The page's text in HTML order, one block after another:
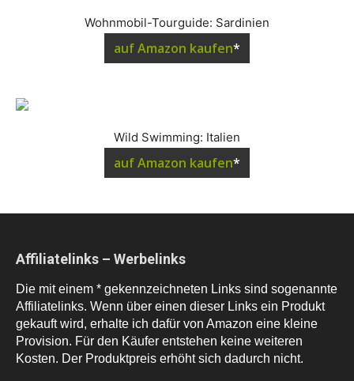
Wohnmobil-Tourguide: Sardinien
auf Amazon kaufen*
Wild Swimming: Italien
auf Amazon kaufen*
Affiliatelinks – Werbelinks
Die mit einem * gekennzeichneten Links sind sogenannte
Affiliatelinks. Wenn über einen dieser Links ein Produkt
gekauft wird, erhalte ich dafür von Amazon eine kleine
Provision. Für den Käufer entstehen keine weiteren
Kosten. Der Produktpreis erhöht sich dadurch nicht.